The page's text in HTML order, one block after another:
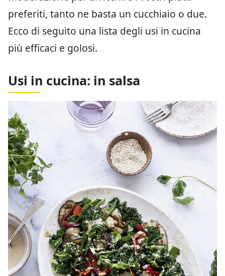
preferiti, tanto ne basta un cucchiaio o due.
Ecco di seguito una lista degli usi in cucina
più efficaci e golosi.
Usi in cucina: in salsa